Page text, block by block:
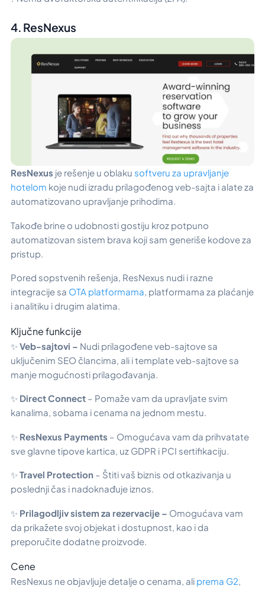
4. ResNexus
ResNexus je rešenje u oblaku softveru za upravljanje
hotelom koje nudi izradu prilagođenog veb-sajta i alate za
automatizovano upravljanje prihodima.
Takođe brine o udobnosti gostiju kroz potpuno
automatizovan sistem brava koji sam generiše kodove za
pristup.
Pored sopstvenih rešenja, ResNexus nudi i razne
integracije sa OTA platformama, platformama za plaćanje
i analitiku i drugim alatima.
Ključne funkcije
✨Veb-sajtovi – Nudi prilagođene veb-sajtove sa
uključenim SEO člancima, ali i template veb-sajtove sa
manje mogućnosti prilagođavanja.
✨ Direct Connect – Pomaže vam da upravljate svim
kanalima, sobama i cenama na jednom mestu.
✨ ResNexus Payments – Omogućava vam da prihvatate
sve glavne tipove kartica, uz GDPR i PCI sertifikaciju.
✨Travel Protection – Štiti vaš biznis od otkazivanja u
poslednji čas i nadoknađuje iznos.
✨ Prilagodljiv sistem za rezervacije – Omogućava vam
da prikažete svoj objekat i dostupnost, kao i da
preporučite dodatne proizvode.
Cene
ResNexus ne objavljuje detalje o cenama, ali prema G2,